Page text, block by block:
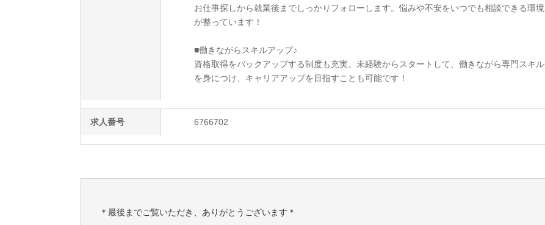
お仕事探しから就業後までしっかりフォローします。悩みや不安をいつでも相談できる環境
が整っています！
■働きながらスキルアップ♪
資格取得をバックアップする制度も充実。未経験からスタートして、働きながら専門スキル
を身につけ、キャリアアップを目指すことも可能です！
求人番号 6766702
＊最後までご覧いただき、ありがとうございます＊